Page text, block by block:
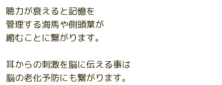
聴力が衰えると記憶を
管理する海馬や側頭葉が
縮むことに繋がります。
耳からの刺激を脳に伝える事は
脳の老化予防にも繋がります。